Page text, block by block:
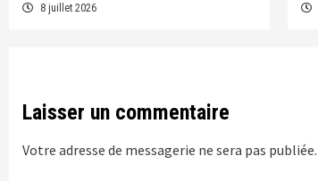
8 juillet 2026
Laisser un commentaire
Votre adresse de messagerie ne sera pas publiée.